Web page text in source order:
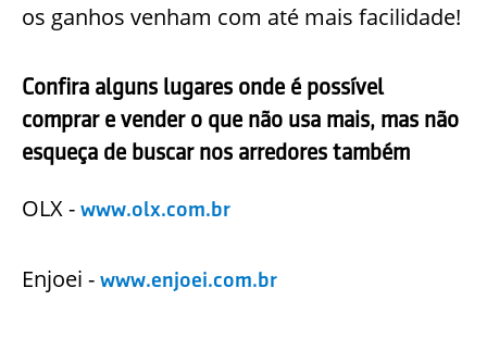
os ganhos venham com até mais facilidade!
Confira alguns lugares onde é possível
comprar e vender o que não usa mais, mas não
esqueça de buscar nos arredores também
OLX - www.olx.com.br
Enjoei - www.enjoei.com.br